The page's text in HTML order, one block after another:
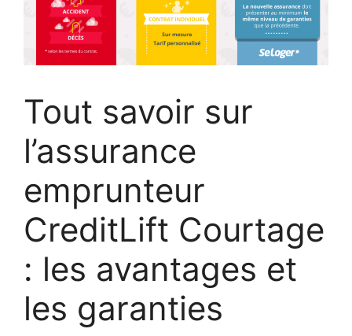
Tout savoir sur
l’assurance
emprunteur
CreditLift Courtage
: les avantages et
les garanties